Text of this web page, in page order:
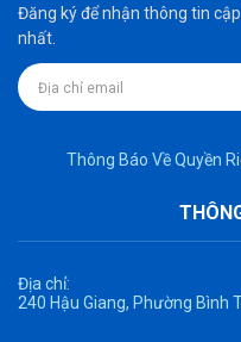
Đăng ký để nhận thông tin
nhất.
Thông Báo Về Quyền
Địa chỉ:
240 Hậu Giang, Phường Bình